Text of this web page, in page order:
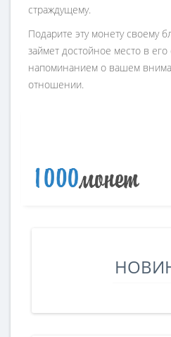
страждущему.
Подарите эту монету своему
займет достойное место в
напоминанием о вашем
отношении.